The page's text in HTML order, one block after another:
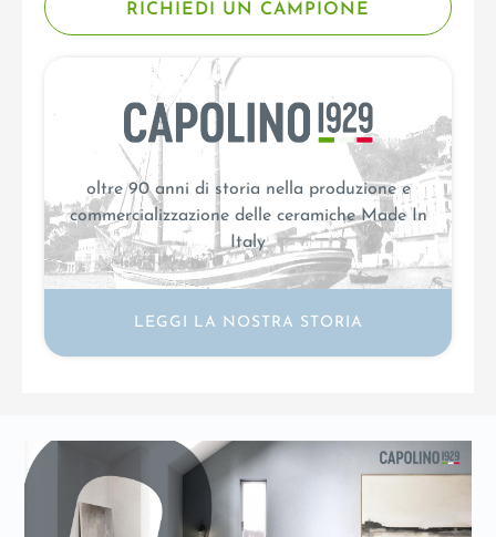
RICHIEDI UN CAMPIONE
oltre 90 anni di storia nella produzione e
commercializzazione delle ceramiche Made In
Italy
LEGGI LA NOSTRA STORIA